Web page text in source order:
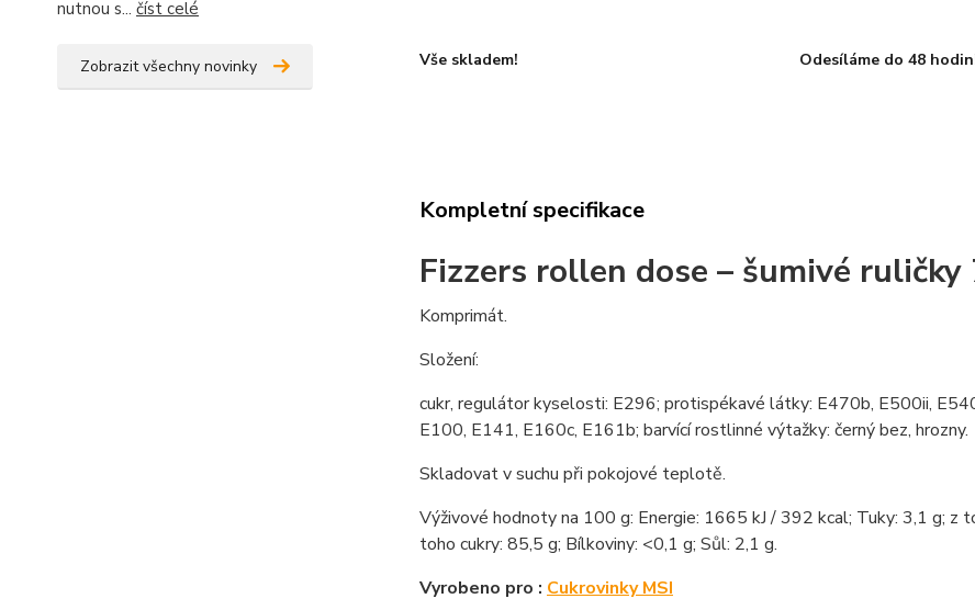
nutnou s... číst celé
Zobrazit všechny novinky Vše skladem! Odesíláme do 48
Kompletní specifikace
Fizzers rollen dose – šumivé ruličky
Komprimát.
Složení:
cukr, regulátor kyselosti: E296; protispékavé látky: E470b, E500ii,
E100, E141, E160c, E161b; barvící rostlinné výtažky: černý bez, hrozny.
Skladovat v suchu při pokojové teplotě.
Výživové hodnoty na 100 g: Energie: 1665 kJ / 392 kcal; Tuky: 3,1 g; z
toho cukry: 85,5 g; Bílkoviny: <0,1 g; Sůl: 2,1 g.
Vyrobeno pro : Cukrovinky MSI